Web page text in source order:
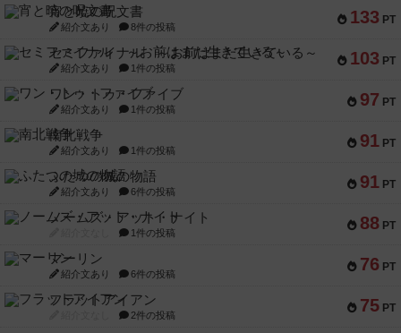
133 PT
宵と暁の呪文書
紹介文あり 8件の投稿
103 PT
セミファイナル ～お前はまだ生きている～
紹介文あり 1件の投稿
97 PT
ワン・トゥ・ファイブ
紹介文あり 1件の投稿
91 PT
南北戦争
紹介文あり 1件の投稿
91 PT
ふたつの城の物語
紹介文あり 6件の投稿
88 PT
ノームズ・アット・ナイト
1件の投稿
76 PT
マーリン
紹介文あり 6件の投稿
75 PT
フラットアイアン
2件の投稿